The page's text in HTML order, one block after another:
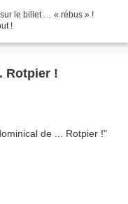
le billet … « rébus » !
!
Rotpier !